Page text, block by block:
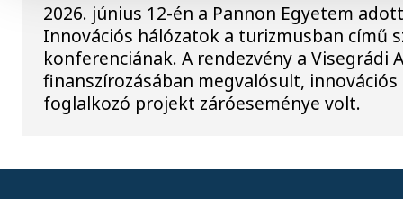
2026. június 12-én a Pannon Egyetem
Innovációs hálózatok a turizmusban című
konferenciának. A rendezvény a Visegrádi
finanszírozásában megvalósult,
foglalkozó projekt záróeseménye volt.